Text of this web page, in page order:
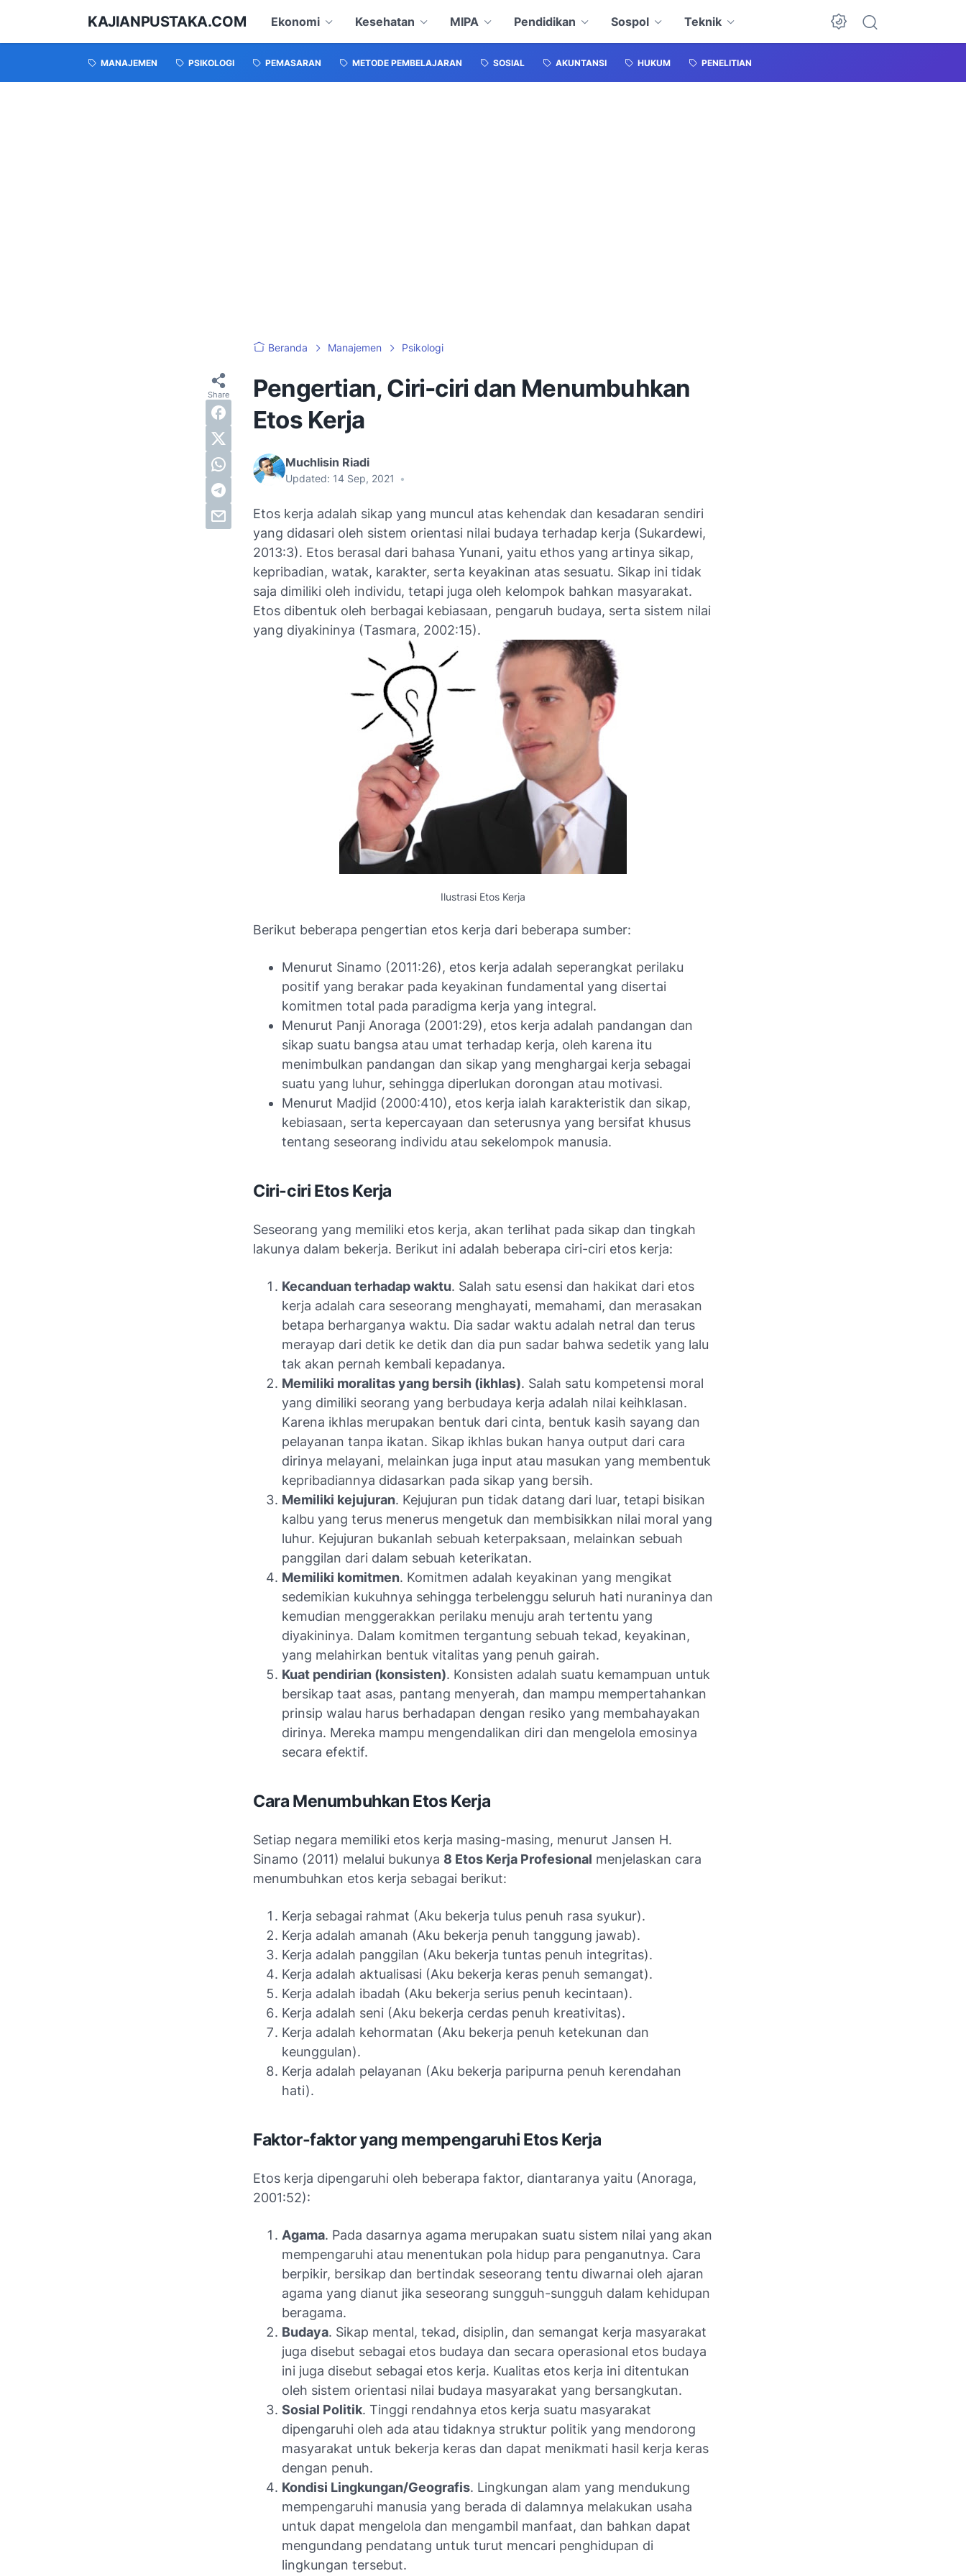
KAJIANPUSTAKA.COM Ekonomi Kesehatan MIPA Pendidikan Sospol Teknik
MANAJEMEN PSIKOLOGI PEMASARAN METODE PEMBELAJARAN SOSIAL AKUNTANSI HUKUM PENELITIAN
Beranda Manajemen Psikologi
Pengertian, Ciri-ciri dan Menumbuhkan
Etos Kerja
Muchlisin Riadi
Updated: 14 Sep, 2021 •
Etos kerja adalah sikap yang muncul atas kehendak dan kesadaran sendiri
yang didasari oleh sistem orientasi nilai budaya terhadap kerja (Sukardewi,
2013:3). Etos berasal dari bahasa Yunani, yaitu ethos yang artinya sikap,
kepribadian, watak, karakter, serta keyakinan atas sesuatu. Sikap ini tidak
saja dimiliki oleh individu, tetapi juga oleh kelompok bahkan masyarakat.
Etos dibentuk oleh berbagai kebiasaan, pengaruh budaya, serta sistem nilai
yang diyakininya (Tasmara, 2002:15).
Ilustrasi Etos Kerja
Berikut beberapa pengertian etos kerja dari beberapa sumber:
Menurut Sinamo (2011:26), etos kerja adalah seperangkat perilaku
positif yang berakar pada keyakinan fundamental yang disertai
komitmen total pada paradigma kerja yang integral.
Menurut Panji Anoraga (2001:29), etos kerja adalah pandangan dan
sikap suatu bangsa atau umat terhadap kerja, oleh karena itu
menimbulkan pandangan dan sikap yang menghargai kerja sebagai
suatu yang luhur, sehingga diperlukan dorongan atau motivasi.
Menurut Madjid (2000:410), etos kerja ialah karakteristik dan sikap,
kebiasaan, serta kepercayaan dan seterusnya yang bersifat khusus
tentang seseorang individu atau sekelompok manusia.
Ciri-ciri Etos Kerja
Seseorang yang memiliki etos kerja, akan terlihat pada sikap dan tingkah
lakunya dalam bekerja. Berikut ini adalah beberapa ciri-ciri etos kerja:
Kecanduan terhadap waktu. Salah satu esensi dan hakikat dari etos
kerja adalah cara seseorang menghayati, memahami, dan merasakan
betapa berharganya waktu. Dia sadar waktu adalah netral dan terus
merayap dari detik ke detik dan dia pun sadar bahwa sedetik yang lalu
tak akan pernah kembali kepadanya.
Memiliki moralitas yang bersih (ikhlas). Salah satu kompetensi moral
yang dimiliki seorang yang berbudaya kerja adalah nilai keihklasan.
Karena ikhlas merupakan bentuk dari cinta, bentuk kasih sayang dan
pelayanan tanpa ikatan. Sikap ikhlas bukan hanya output dari cara
dirinya melayani, melainkan juga input atau masukan yang membentuk
kepribadiannya didasarkan pada sikap yang bersih.
Memiliki kejujuran. Kejujuran pun tidak datang dari luar, tetapi bisikan
kalbu yang terus menerus mengetuk dan membisikkan nilai moral yang
luhur. Kejujuran bukanlah sebuah keterpaksaan, melainkan sebuah
panggilan dari dalam sebuah keterikatan.
Memiliki komitmen. Komitmen adalah keyakinan yang mengikat
sedemikian kukuhnya sehingga terbelenggu seluruh hati nuraninya dan
kemudian menggerakkan perilaku menuju arah tertentu yang
diyakininya. Dalam komitmen tergantung sebuah tekad, keyakinan,
yang melahirkan bentuk vitalitas yang penuh gairah.
Kuat pendirian (konsisten). Konsisten adalah suatu kemampuan untuk
bersikap taat asas, pantang menyerah, dan mampu mempertahankan
prinsip walau harus berhadapan dengan resiko yang membahayakan
dirinya. Mereka mampu mengendalikan diri dan mengelola emosinya
secara efektif.
Cara Menumbuhkan Etos Kerja
Setiap negara memiliki etos kerja masing-masing, menurut Jansen H.
Sinamo (2011) melalui bukunya 8 Etos Kerja Profesional menjelaskan cara
menumbuhkan etos kerja sebagai berikut:
Kerja sebagai rahmat (Aku bekerja tulus penuh rasa syukur).
Kerja adalah amanah (Aku bekerja penuh tanggung jawab).
Kerja adalah panggilan (Aku bekerja tuntas penuh integritas).
Kerja adalah aktualisasi (Aku bekerja keras penuh semangat).
Kerja adalah ibadah (Aku bekerja serius penuh kecintaan).
Kerja adalah seni (Aku bekerja cerdas penuh kreativitas).
Kerja adalah kehormatan (Aku bekerja penuh ketekunan dan
keunggulan).
Kerja adalah pelayanan (Aku bekerja paripurna penuh kerendahan
hati).
Faktor-faktor yang mempengaruhi Etos Kerja
Etos kerja dipengaruhi oleh beberapa faktor, diantaranya yaitu (Anoraga,
2001:52):
Agama. Pada dasarnya agama merupakan suatu sistem nilai yang akan
mempengaruhi atau menentukan pola hidup para penganutnya. Cara
berpikir, bersikap dan bertindak seseorang tentu diwarnai oleh ajaran
agama yang dianut jika seseorang sungguh-sungguh dalam kehidupan
beragama.
Budaya. Sikap mental, tekad, disiplin, dan semangat kerja masyarakat
juga disebut sebagai etos budaya dan secara operasional etos budaya
ini juga disebut sebagai etos kerja. Kualitas etos kerja ini ditentukan
oleh sistem orientasi nilai budaya masyarakat yang bersangkutan.
Sosial Politik. Tinggi rendahnya etos kerja suatu masyarakat
dipengaruhi oleh ada atau tidaknya struktur politik yang mendorong
masyarakat untuk bekerja keras dan dapat menikmati hasil kerja keras
dengan penuh.
Kondisi Lingkungan/Geografis. Lingkungan alam yang mendukung
mempengaruhi manusia yang berada di dalamnya melakukan usaha
untuk dapat mengelola dan mengambil manfaat, dan bahkan dapat
mengundang pendatang untuk turut mencari penghidupan di
lingkungan tersebut.